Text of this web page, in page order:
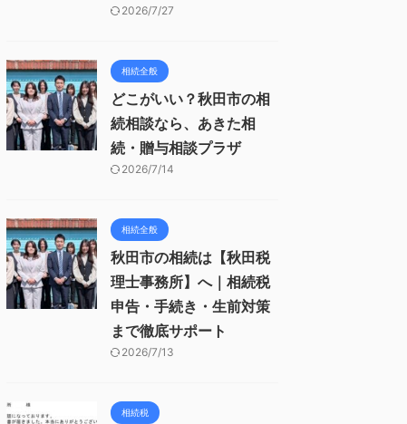
2026/7/27
相続全般
どこがいい？秋田市の相
続相談なら、あきた相
続・贈与相談プラザ
2026/7/14
相続全般
秋田市の相続は【秋田税
理士事務所】へ｜相続税
申告・手続き・生前対策
まで徹底サポート
2026/7/13
相続税